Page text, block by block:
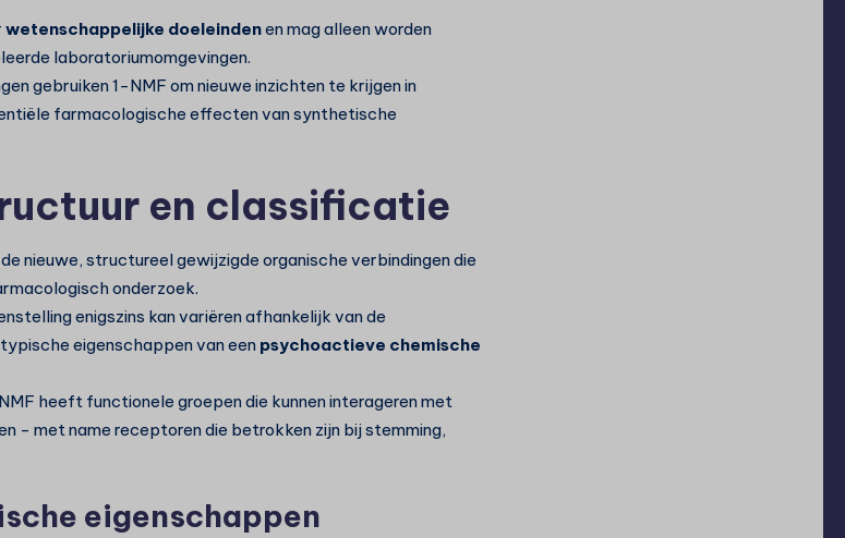
wetenschappelijke doeleindenen mag alleen worden
laboratoriumomgevingen.
gebruiken 1-NMF om nieuwe inzichten te krijgen in
farmacologische effecten van synthetische
en classificatie
nieuwe, structureel gewijzigde organische verbindingen die
onderzoek.
enigszins kan variëren afhankelijk van de
eigenschappen van een psychoactieve chemische
heeft functionele groepen die kunnen interageren met
- met name receptoren die betrokken zijn bij stemming,
eigenschappen